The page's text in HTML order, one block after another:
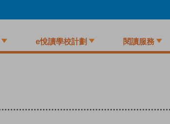
e悅讀學校計劃 閱讀服務